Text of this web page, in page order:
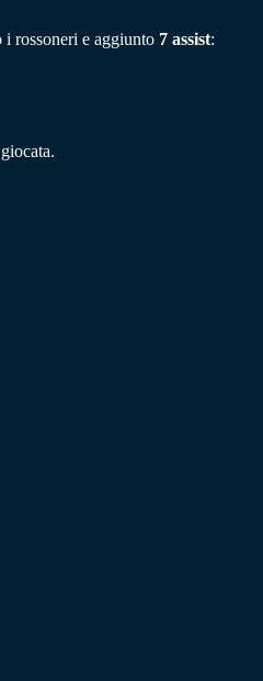
i rossoneri e aggiunto 7 assist: